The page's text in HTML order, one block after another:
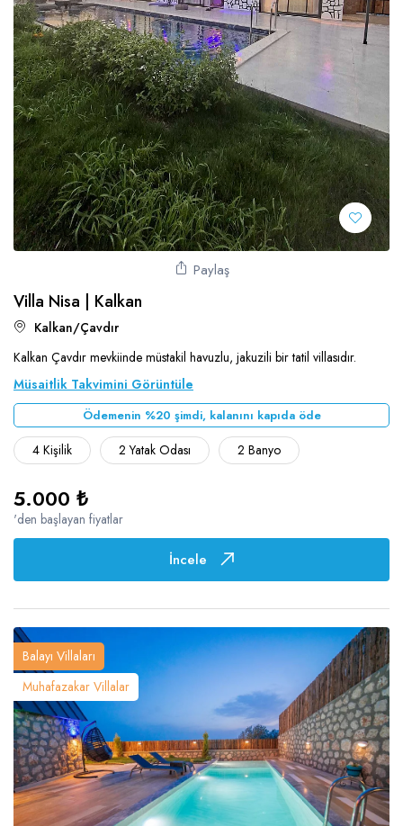
Paylaş
Villa Nisa | Kalkan
Kalkan/Çavdır
Kalkan Çavdır mevkiinde müstakil havuzlu, jakuzili bir tatil villasıdır.
Müsaitlik Takvimini Görüntüle
Ödemenin %20 şimdi, kalanını kapıda öde
4 Kişilik 2 Yatak Odası 2 Banyo
5.000 ₺
'den başlayan fiyatlar
İncele
Balayı Villaları
Muhafazakar Villalar